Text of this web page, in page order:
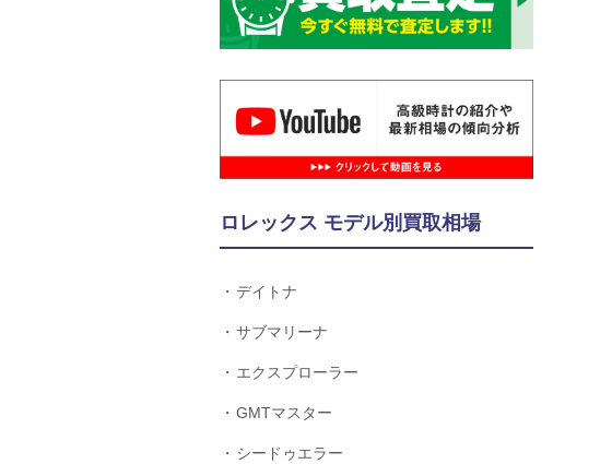
ロレックス モデル別買取相場
デイトナ
サブマリーナ
エクスプローラー
GMTマスター
シードゥエラー